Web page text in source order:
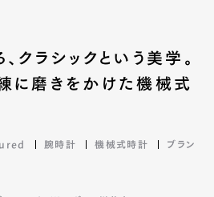
クラシックという美学。
に磨きをかけた機械式
腕時計 機械式時計
ブラン